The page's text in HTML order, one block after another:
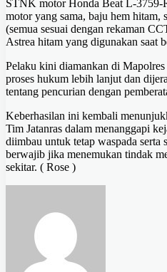
STNK motor Honda Beat L-
motor yang sama, baju hem hitam,
(semua sesuai dengan rekaman
Astrea hitam yang digunakan saat
Pelaku kini diamankan di
proses hukum lebih lanjut dan
tentang pencurian dengan
Keberhasilan ini kembali
Tim Jatanras dalam menanggapi
diimbau untuk tetap waspada serta
berwajib jika menemukan tindak
sekitar. ( Rose )